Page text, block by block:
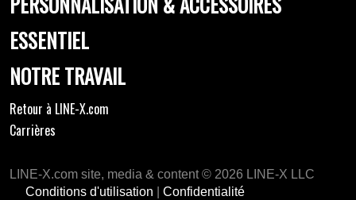
ESSENTIEL
NOTRE TRAVAIL
Retour à LINE-X.com
Carrières
LINE-X.com site, media & content © 2026 LINE-X LLC
Conditions d'utilisation
Confidentialité